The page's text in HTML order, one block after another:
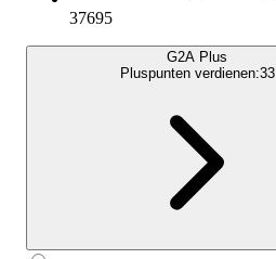
37695
G2A Plus
Pluspunten verdienen:33